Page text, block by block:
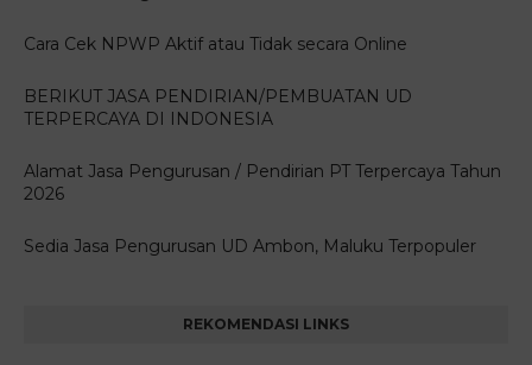
Cara Cek NPWP Aktif atau Tidak secara Online
BERIKUT JASA PENDIRIAN/PEMBUATAN UD
TERPERCAYA DI INDONESIA
Alamat Jasa Pengurusan / Pendirian PT Terpercaya Tahun
2026
Sedia Jasa Pengurusan UD Ambon, Maluku Terpopuler
REKOMENDASI LINKS